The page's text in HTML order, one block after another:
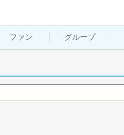
ファン グループ